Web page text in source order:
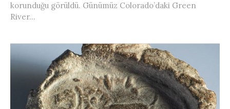
korunduğu görüldü. Günümüz Colorado’daki Green
River...